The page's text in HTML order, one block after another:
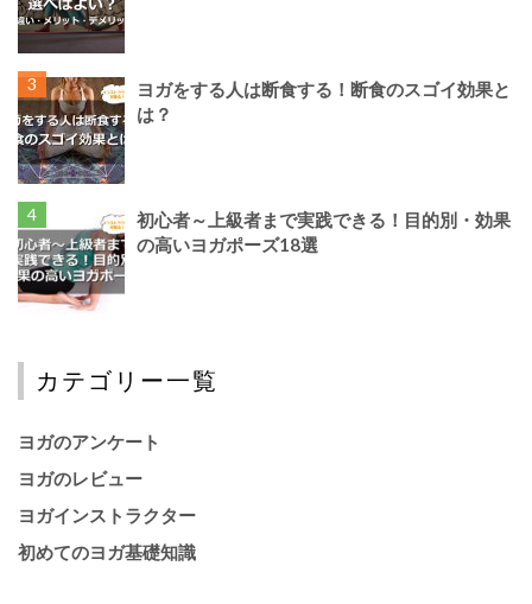
ヨガをする人は断食する！断食のスゴイ効果と
は？
初心者～上級者まで実践できる！目的別・効果
の高いヨガポーズ18選
カテゴリー一覧
ヨガのアンケート
ヨガのレビュー
ヨガインストラクター
初めてのヨガ基礎知識